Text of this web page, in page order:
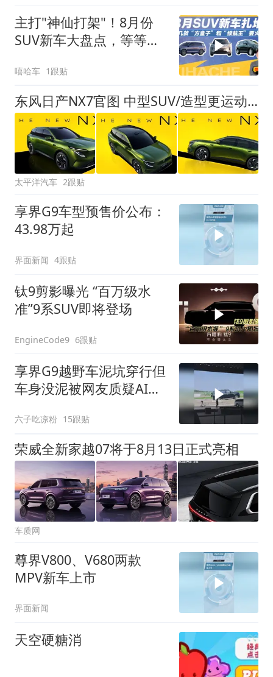
主打"神仙打架"！8月份
SUV新车大盘点，等等党
嘻哈车 1跟贴
东风日产NX7官图 中型SUV/造型更运动 配激光雷达
太平洋汽车 2跟贴
享界G9车型预售价公布：
43.98万起
界面新闻 4跟贴
钛9剪影曝光 “百万级水
准”9系SUV即将登场
EngineCode9 6跟贴
享界G9越野车泥坑穿行但
车身没泥被网友质疑AI，
六子吃凉粉 15跟贴
荣威全新家越07将于8月13日正式亮相
车质网
尊界V800、V680两款
MPV新车上市
界面新闻
天空硬糖消